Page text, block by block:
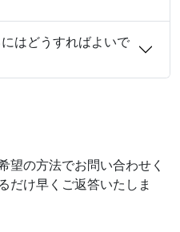
はどうすればよいで
望の方法でお問い合わせく
だけ早くご返答いたしま